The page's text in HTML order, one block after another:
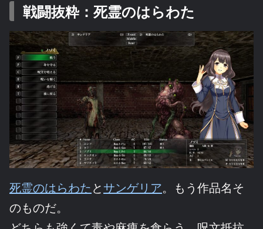
戦闘抜粋：死霊のはらわた
死霊のはらわたとサンゲリア。もう作品名そ
のものだ。